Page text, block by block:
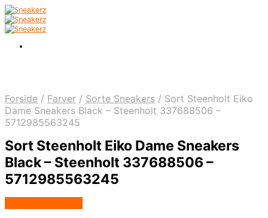
Forside / Farver / Sorte Sneakers / Sort Steenholt Eiko
Dame Sneakers Black – Steenholt 337688506 –
5712985563245
Sort Steenholt Eiko Dame Sneakers
Black – Steenholt 337688506 –
5712985563245